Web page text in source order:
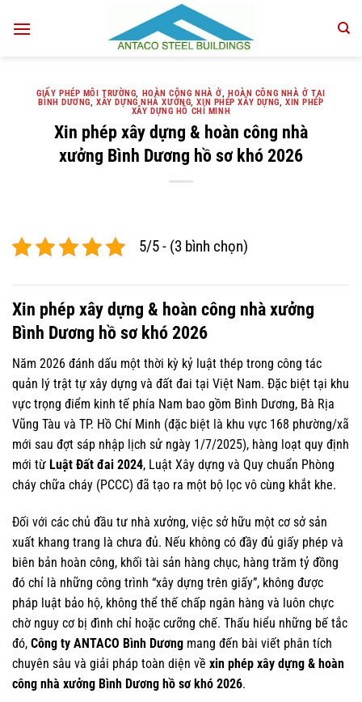
qua
GIẤY PHÉP MÔI TRƯỜNG, HOÀN CÔNG NHÀ Ở,HOÀN CÔNG NHÀ Ở TẠI
BÌNH DƯƠNG,XÂY DỰNG NHÀ XƯỞNG,XIN PHÉP XÂY DỰNG,XIN PHÉP
XÂY DỰNG HỒ CHÍ MINH
Xin phép xây dựng & hoàn công nhà
xưởng Bình Dương hồ sơ khó 2026
5/5 - (3 bình chọn)
Xin phép xây dựng & hoàn công nhà xưởng
Bình Dương hồ sơ khó 2026
Năm 2026 đánh dấu một thời kỳ kỷ luật thép trong công tác
quản lý trật tự xây dựng và đất đai tại Việt Nam. Đặc biệt tại khu
vực trọng điểm kinh tế phía Nam bao gồm Bình Dương, Bà Rịa
Vũng Tàu và TP. Hồ Chí Minh (đặc biệt là khu vực 168 phường/xã
mới sau đợt sáp nhập lịch sử ngày 1/7/2025), hàng loạt quy định
mới từ Luật Đất đai 2024, Luật Xây dựng và Quy chuẩn Phòng
cháy chữa cháy (PCCC) đã tạo ra một bộ lọc vô cùng khắt khe.
Đối với các chủ đầu tư nhà xưởng, việc sở hữu một cơ sở sản
xuất khang trang là chưa đủ. Nếu không có đầy đủ giấy phép và
biên bản hoàn công, khối tài sản hàng chục, hàng trăm tỷ đồng
đó chỉ là những công trình “xây dựng trên giấy”, không được
pháp luật bảo hộ, không thể thế chấp ngân hàng và luôn chực
chờ nguy cơ bị đình chỉ hoặc cưỡng chế. Thấu hiểu những bế tắc
đó, Công ty ANTACO Bình Dương mang đến bài viết phân tích
chuyên sâu và giải pháp toàn diện về xin phép xây dựng & hoàn
công nhà xưởng Bình Dương hồ sơ khó 2026.